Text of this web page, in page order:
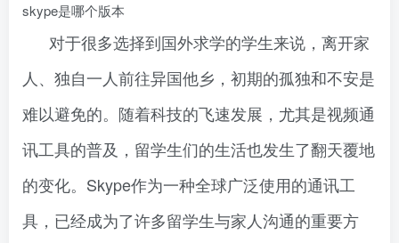
skype是哪个版本
对于很多选择到国外求学的学生来说，离开家
人、独自一人前往异国他乡，初期的孤独和不安是
难以避免的。随着科技的飞速发展，尤其是视频通
讯工具的普及，留学生们的生活也发生了翻天覆地
的变化。Skype作为一种全球广泛使用的通讯工
具，已经成为了许多留学生与家人沟通的重要方